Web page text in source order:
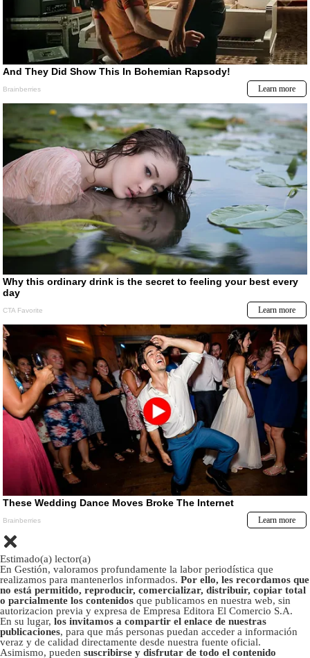
Estimado(a) lector(a)
En Gestión, valoramos profundamente la labor periodística que
realizamos para mantenerlos informados. Por ello, les recordamos que
no está permitido, reproducir, comercializar, distribuir, copiar total
o parcialmente los contenidos que publicamos en nuestra web, sin
autorizacion previa y expresa de Empresa Editora El Comercio S.A.
En su lugar, los invitamos a compartir el enlace de nuestras
publicaciones, para que más personas puedan acceder a información
veraz y de calidad directamente desde nuestra fuente oficial.
Asimismo, pueden suscribirse y disfrutar de todo el contenido